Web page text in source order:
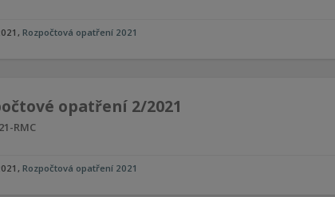
, Rozpočtová opatření 2021
opatření 2/2021
RMC
, Rozpočtová opatření 2021